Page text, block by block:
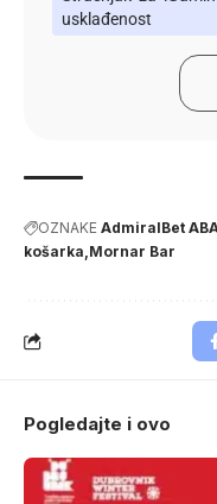
usklađenost
OZNAKE AdmiralBet
košarka Mornar Bar
Pogledajte i ovo